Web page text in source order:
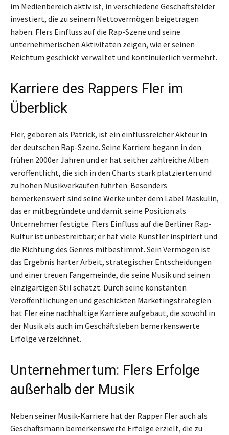
im Medienbereich aktiv ist, in verschiedene Geschäftsfelder
investiert, die zu seinem Nettovermögen beigetragen
haben. Flers Einfluss auf die Rap-Szene und seine
unternehmerischen Aktivitäten zeigen, wie er seinen
Reichtum geschickt verwaltet und kontinuierlich vermehrt.
Karriere des Rappers Fler im
Überblick
Fler, geboren als Patrick, ist ein einflussreicher Akteur in
der deutschen Rap-Szene. Seine Karriere begann in den
frühen 2000er Jahren und er hat seither zahlreiche Alben
veröffentlicht, die sich in den Charts stark platzierten und
zu hohen Musikverkäufen führten. Besonders
bemerkenswert sind seine Werke unter dem Label Maskulin,
das er mitbegründete und damit seine Position als
Unternehmer festigte. Flers Einfluss auf die Berliner Rap-
Kultur ist unbestreitbar; er hat viele Künstler inspiriert und
die Richtung des Genres mitbestimmt. Sein Vermögen ist
das Ergebnis harter Arbeit, strategischer Entscheidungen
und einer treuen Fangemeinde, die seine Musik und seinen
einzigartigen Stil schätzt. Durch seine konstanten
Veröffentlichungen und geschickten Marketingstrategien
hat Fler eine nachhaltige Karriere aufgebaut, die sowohl in
der Musik als auch im Geschäftsleben bemerkenswerte
Erfolge verzeichnet.
Unternehmertum: Flers Erfolge
außerhalb der Musik
Neben seiner Musik-Karriere hat der Rapper Fler auch als
Geschäftsmann bemerkenswerte Erfolge erzielt, die zu